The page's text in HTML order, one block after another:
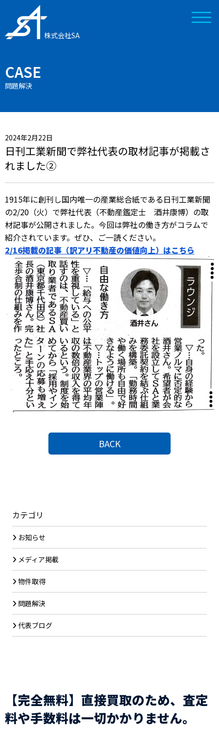
株式会社SA
CASE
問題解決
2024年2月22日
日刊工業新聞で弊社代表の取材記事が掲載さ
れました②
1915年に創刊し国内唯一の産業総合紙である日刊工業新聞
の2/20（火）で弊社代表（不動産鑑定士 酒井康博）の取
材記事が公開されました。今回は弊社の働き方がコラムで
紹介されています。ぜひ、ご一読ください。
2/16掲載の記事（訳アリ不動産の価値向上）はこちら
BACK
カテゴリ
お知らせ
メディア掲載
物件取得
問題解決
代表ブログ
【完全無料】直接買取のため、査定
料や手数料は一切かかりません。